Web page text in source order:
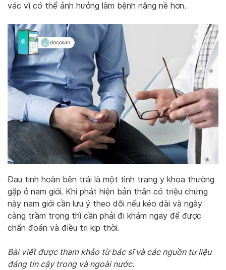
vác vì có thể ảnh hưởng làm bệnh nặng nề hơn.
Đau tinh hoàn bên trái là một tình trạng y khoa thường
gặp ở nam giới. Khi phát hiện bản thân có triệu chứng
này nam giới cần lưu ý theo dõi nếu kéo dài và ngày
càng trầm trọng thì cần phải đi khám ngay để được
chẩn đoán và điều trị kịp thời.
Bài viết được tham khảo từ bác sĩ và các nguồn tư liệu
đáng tin cậy trong và ngoài nước.